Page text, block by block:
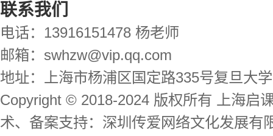
联系我们
电话：13916151478 杨老师
邮箱：swhzw@vip.qq.com
地址：上海市杨浦区国定路335号复旦大
Copyright © 2018-2024 版权所有 上海启
术、备案支持：深圳传爱网络文化发展有